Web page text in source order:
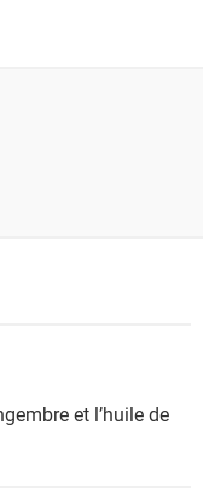
et l’huile de